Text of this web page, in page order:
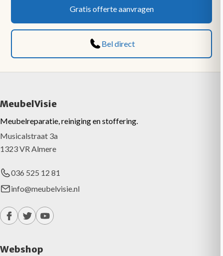
Gratis offerte aanvragen
Bel direct
MeubelVisie
Meubelreparatie, reiniging en stoffering.
Musicalstraat 3a
1323 VR Almere
036 525 12 81
info@meubelvisie.nl
Webshop